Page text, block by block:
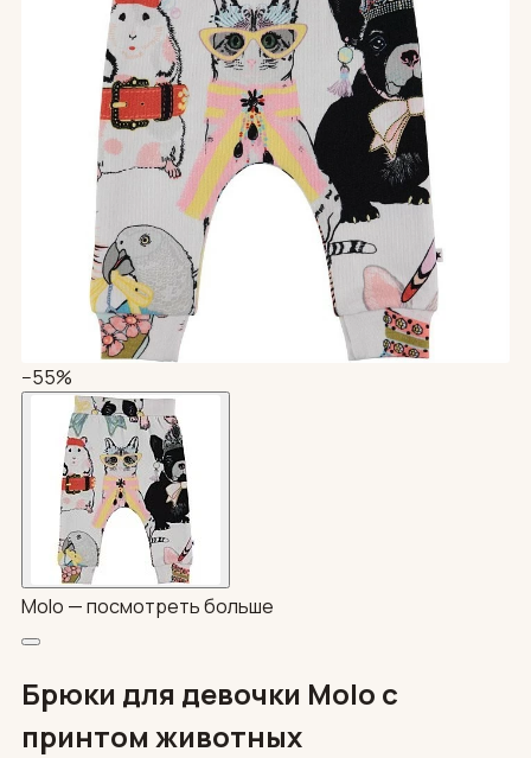
−55%
Molo —посмотреть больше
Брюки для девочки Molo с
принтом животных